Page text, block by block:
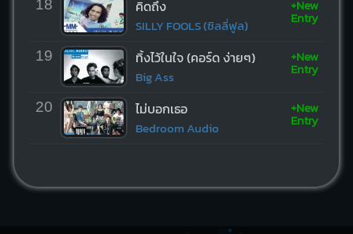
18 คิดถึง
SILLY FOOLS (ซิลลี่ฟูล)
+New
Entry
19 ทิ้งไว้ในใจ (คอร์ด ง่ายๆ)
Big Ass
+New
Entry
20 ไม่บอกเธอ
Bedroom Audio
+New
Entry